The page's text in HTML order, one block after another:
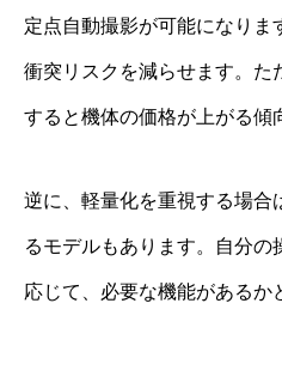
定点自動撮影が可能になりま
衝突リスクを減らせます。た
すると機体の価格が上がる傾
逆に、軽量化を重視する場合
るモデルもあります。自分の
応じて、必要な機能があるか